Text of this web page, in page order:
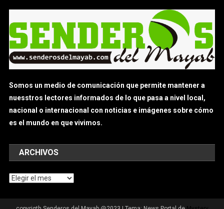
Somos un medio de comunicación que permite mantener a
nuesstros lectores informados de lo que pasa a nivel local,
nacional o internacional con noticias e imágenes sobre cómo
es el mundo en que vivimos.
ARCHIVOS
Archivos